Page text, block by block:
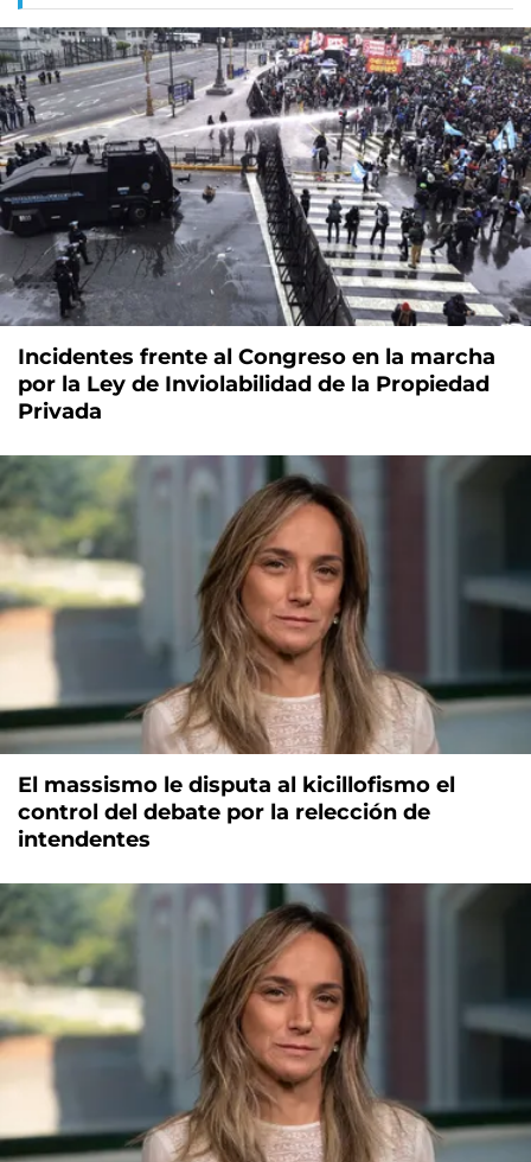
Incidentes frente al Congreso en la marcha
por la Ley de Inviolabilidad de la Propiedad
Privada
El massismo le disputa al kicillofismo el
control del debate por la relección de
intendentes